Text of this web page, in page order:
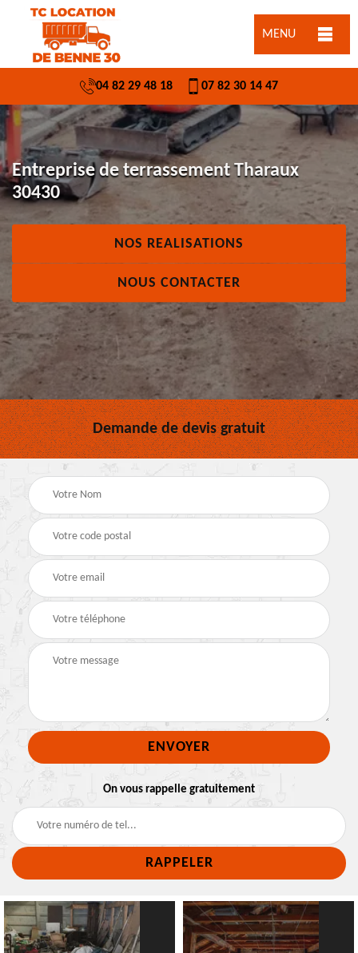
MENU
04 82 29 48 18 07 82 30 14 47
Entreprise de terrassement Tharaux
30430
NOS REALISATIONS
NOUS CONTACTER
Demande de devis gratuit
On vous rappelle gratuitement